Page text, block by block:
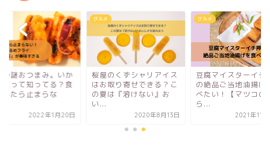
の謎おつまみ。いか
王って知ってる？食
したら止まらな
2022年1月20日
グルメ
桜屋のくずシャリアイス
はお取り寄せできる？こ
の夏は『溶けない』お
い...
2020年8月13日
グルメ
豆腐マイスターイチ
の絶品ご当地油揚げ
べたい！【マツコの
ら...
2021年11